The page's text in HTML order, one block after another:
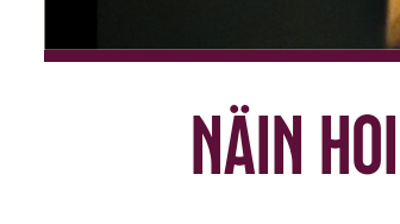
Näin